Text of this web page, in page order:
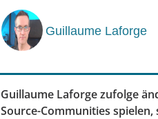
Guillaume Laforge
Guillaume Laforge zufolge
Source-Communities